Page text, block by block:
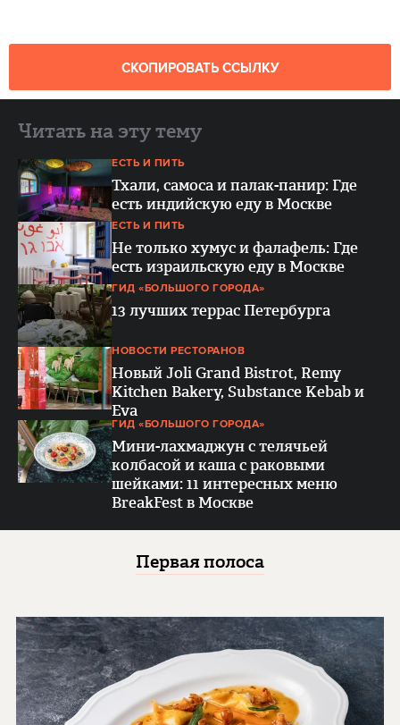
СКОПИРОВАТЬ ССЫЛКУ
Читать на эту тему
ЕСТЬ И ПИТЬ
Тхали, самоса и палак-панир: Где
есть индийскую еду в Москве
ЕСТЬ И ПИТЬ
Не только хумус и фалафель: Где
есть израильскую еду в Москве
ГИД «БОЛЬШОГО ГОРОДА»
13 лучших террас Петербурга
НОВОСТИ РЕСТОРАНОВ
Новый Joli Grand Bistrot, Remy
Kitchen Bakery, Substance Kebab и
Eva
ГИД «БОЛЬШОГО ГОРОДА»
Мини-лахмаджун с телячьей
колбасой и каша с раковыми
шейками: 11 интересных меню
BreakFest в Москве
Первая полоса